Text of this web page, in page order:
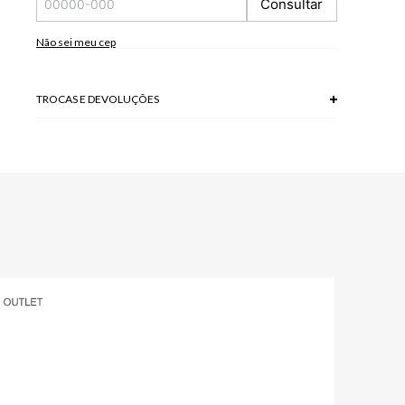
*As peças podem variar a estampa de acordo com o corte.
A tonalidade das cores pode variar de acordo com a sua
Consultar
Não sei meu cep
TROCAS E DEVOLUÇÕES